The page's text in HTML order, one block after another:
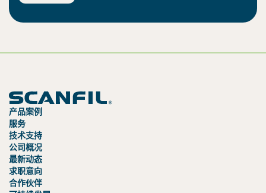
产品案例
服务
技术支持
公司概况
最新动态
求职意向
合作伙伴